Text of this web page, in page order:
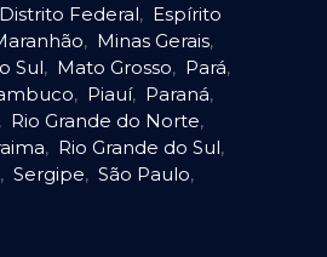
Distrito Federal, Espírito
, Minas Gerais,
Sul, Mato Grosso, Pará,
, Piauí, Paraná,
, Rio Grande do Norte,
, Rio Grande do Sul,
, Sergipe, São Paulo,